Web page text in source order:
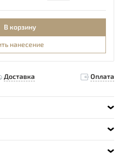
В корзину
нанесение
Доставка Оплата